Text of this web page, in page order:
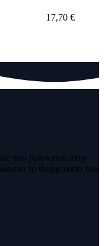
17,70 €
που βρίσκεται στην
το Φαρμακείο του